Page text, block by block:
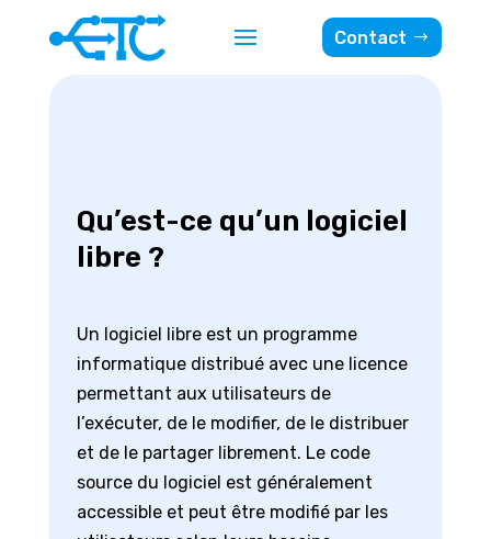
Contact
Qu’est-ce qu’un logiciel
libre ?
Un logiciel libre est un programme
informatique distribué avec une licence
permettant aux utilisateurs de
l’exécuter, de le modifier, de le distribuer
et de le partager librement. Le code
source du logiciel est généralement
accessible et peut être modifié par les